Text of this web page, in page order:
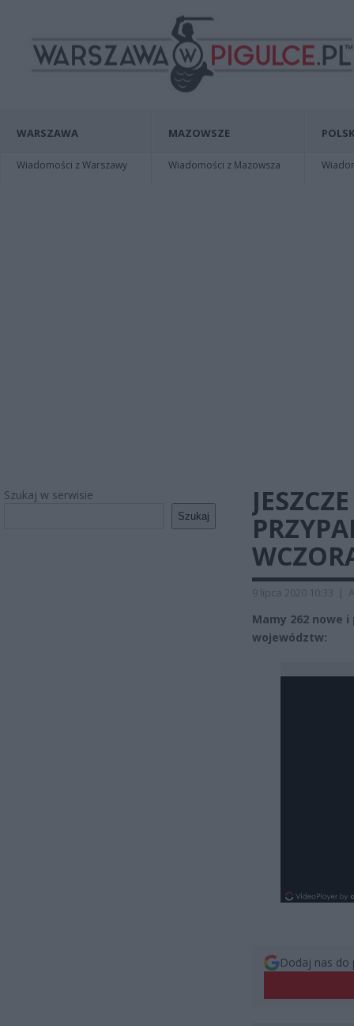
WARSZAWA
Wiadomości z Warszawy
MAZOWSZE
Wiadomości z Mazowsza
Szukaj w serwisie
Szukaj
9 lipca 2020 10:33 |
Mamy 262 nowe
województw:
Dodaj nas do